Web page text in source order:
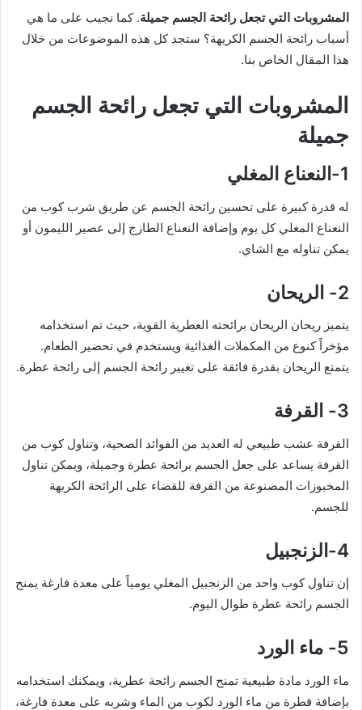
المشروبات التي تجعل رائحة الجسم جميلة. كما نجيب على ما هي
أسباب رائحة الجسم الكريهة؟ ستجد كل هذه الموضوعات من خلال
هذا المقال الخاص بنا.
المشروبات التي تجعل رائحة الجسم
جميلة
1-النعناع المغلي
له قدرة كبيرة على تحسين رائحة الجسم عن طريق شرب كوب من
النعناع المغلي كل يوم وإضافة النعناع الطازج إلى عصير الليمون أو
يمكن تناوله مع الشاي.
2- الريحان
يتميز ريحان الريحان برائحته العطرية القوية، حيث تم استخدامه
مؤخراً كنوع من المكملات الغذائية ويستخدم في تحضير الطعام.
يتمتع الريحان بقدرة فائقة على تغيير رائحة الجسم إلى رائحة عطرة.
3- القرفة
القرفة عشب طبيعي له العديد من الفوائد الصحية، وتناول كوب من
القرفة يساعد على جعل الجسم برائحة عطرة وجميلة، ويمكن تناول
المخبوزات المصنوعة من القرفة للقضاء على الرائحة الكريهة
للجسم.
4-الزنجبيل
إن تناول كوب واحد من الزنجبيل المغلي يومياً على معدة فارغة يمنح
الجسم رائحة عطرة طوال اليوم.
5- ماء الورد
ماء الورد مادة طبيعية تمنح الجسم رائحة عطرية، ويمكنك استخدامه
بإضافة قطرة من ماء الورد لكوب من الماء وشربه على معدة فارغة،